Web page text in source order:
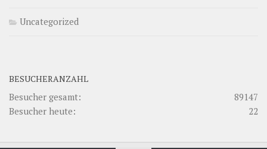
Uncategorized
BESUCHERANZAHL
89147
Besucher gesamt:
22
Besucher heute: